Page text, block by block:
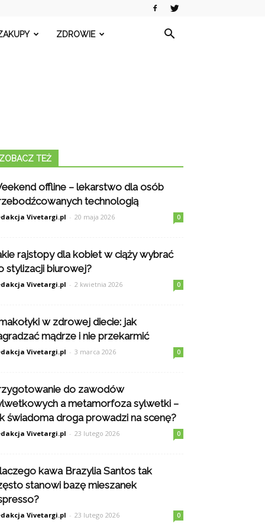
ZDROWIE
ZOBACZ TEŻ
offline – lekarstwo dla osób
technologią
Vivetargi.pl - 20 maja 2026 0
rajstopy dla kobiet w ciąży wybrać
stylizacji biurowej?
Vivetargi.pl - 2 kwietnia 2026 0
w zdrowej diecie: jak
mądrze i nie przekarmić
Vivetargi.pl - 3 marca 2026 0
do zawodów
a metamorfoza sylwetki –
świadoma droga prowadzi na scenę?
Vivetargi.pl - 23 lutego 2026 0
kawa Brazylia Santos tak
stanowi bazę mieszanek
Vivetargi.pl - 23 lutego 2026 0